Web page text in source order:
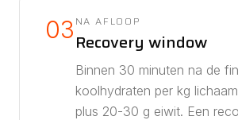
03 NA AFLOOP
Recovery window
Binnen 30 minuten na de
koolhydraten per kg
plus 20-30 g eiwit. Een